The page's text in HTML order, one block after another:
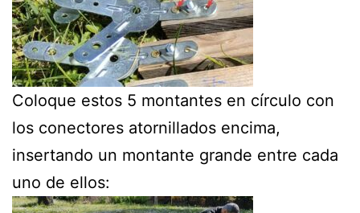
Coloque estos 5 montantes en círculo con
los conectores atornillados encima,
insertando un montante grande entre cada
uno de ellos: